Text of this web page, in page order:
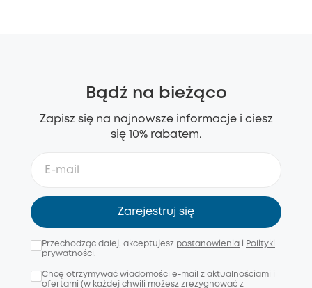
Bądź na bieżąco
Zapisz się na najnowsze informacje i ciesz
się 10% rabatem.
Zarejestruj się
Przechodząc dalej, akceptujesz postanowienia i Polityki
prywatności.
Chcę otrzymywać wiadomości e-mail z aktualnościami i
ofertami (w każdej chwili możesz zrezygnować z